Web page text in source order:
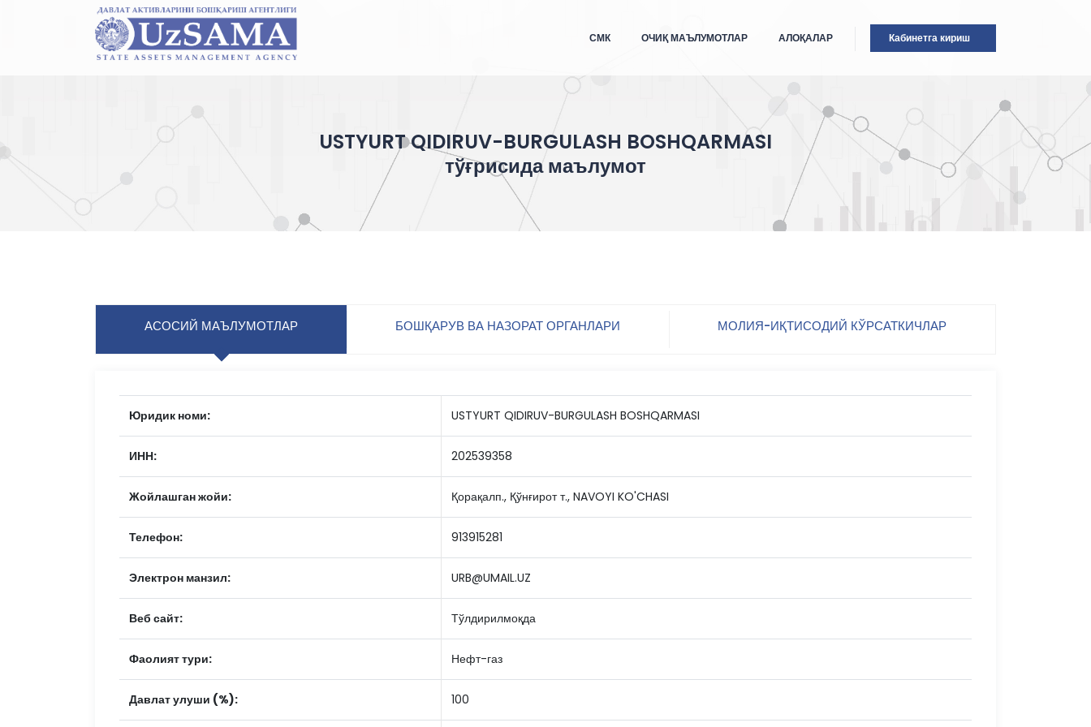
Кабинетга кириш
СМК ОЧИҚ МАЪЛУМОТЛАР АЛОҚАЛАР
USTYURT QIDIRUV-BURGULASH BOSHQARMASI
тўғрисида маълумот
АСОСИЙ МАЪЛУМОТЛАР БОШҚАРУВ ВА НАЗОРАТ ОРГАНЛАРИ МОЛИЯ-ИҚТИСОДИЙ КЎРСАТКИЧЛАР
Юридик номи: USTYURT QIDIRUV-BURGULASH BOSHQARMASI
ИНН: 202539358
Жойлашган жойи: Қорақалп., Қўнғирот т., NAVOYI KO'CHASI
Телефон: 913915281
Электрон манзил: URB@UMAIL.UZ
Веб сайт: Тўлдирилмоқда
Фаолият тури: Нефт-газ
Давлат улуши (%): 100